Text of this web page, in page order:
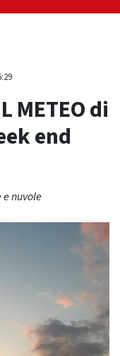
METEO di
end
nuvole